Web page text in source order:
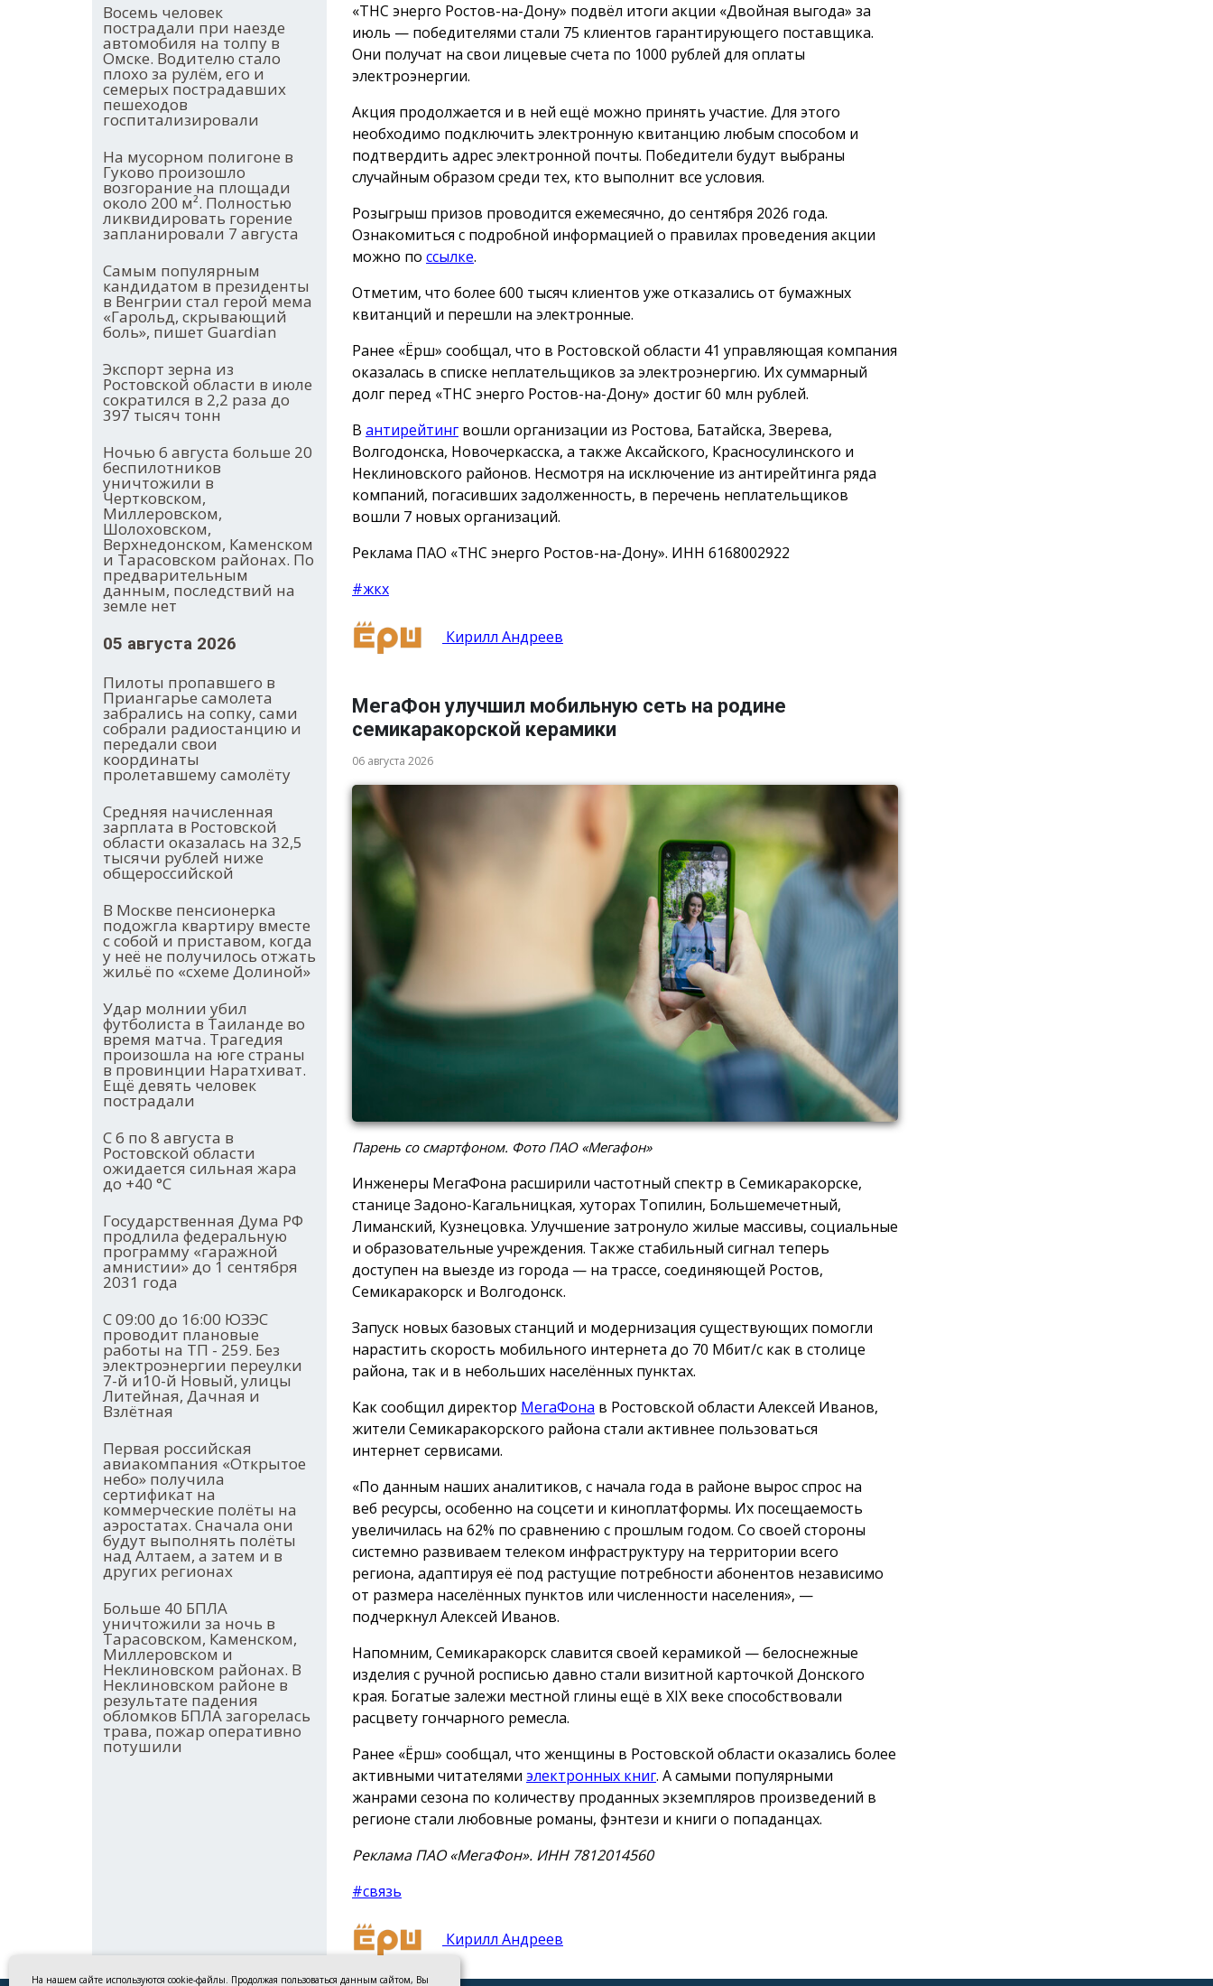
Восемь человек
пострадали при наезде
автомобиля на толпу в
Омске. Водителю стало
плохо за рулём, его и
семерых пострадавших
пешеходов
госпитализировали
На мусорном полигоне в
Гуково произошло
возгорание на площади
около 200 м². Полностью
ликвидировать горение
запланировали 7 августа
Самым популярным
кандидатом в президенты
в Венгрии стал герой мема
«Гарольд, скрывающий
боль», пишет Guardian
Экспорт зерна из
Ростовской области в июле
сократился в 2,2 раза до
397 тысяч тонн
Ночью 6 августа больше 20
беспилотников
уничтожили в
Чертковском,
Миллеровском,
Шолоховском,
Верхнедонском, Каменском
и Тарасовском районах. По
предварительным
данным, последствий на
земле нет
05 августа 2026
Пилоты пропавшего в
Приангарье самолета
забрались на сопку, сами
собрали радиостанцию и
передали свои
координаты
пролетавшему самолёту
Средняя начисленная
зарплата в Ростовской
области оказалась на 32,5
тысячи рублей ниже
общероссийской
В Москве пенсионерка
подожгла квартиру вместе
с собой и приставом, когда
у неё не получилось отжать
жильё по «схеме Долиной»
Удар молнии убил
футболиста в Таиланде во
время матча. Трагедия
произошла на юге страны
в провинции Наратхиват.
Ещё девять человек
пострадали
С 6 по 8 августа в
Ростовской области
ожидается сильная жара
до +40 °С
Государственная Дума РФ
продлила федеральную
программу «гаражной
амнистии» до 1 сентября
2031 года
С 09:00 до 16:00 ЮЗЭС
проводит плановые
работы на ТП - 259. Без
электроэнергии переулки
7-й и10-й Новый, улицы
Литейная, Дачная и
Взлётная
Первая российская
авиакомпания «Открытое
небо» получила
сертификат на
коммерческие полёты на
аэростатах. Сначала они
будут выполнять полёты
над Алтаем, а затем и в
других регионах
Больше 40 БПЛА
уничтожили за ночь в
Тарасовском, Каменском,
Миллеровском и
Неклиновском районах. В
Неклиновском районе в
результате падения
обломков БПЛА загорелась
трава, пожар оперативно
потушили
«ТНС энерго Ростов-на-Дону» подвёл итоги акции «Двойная выгода» за
июль — победителями стали 75 клиентов гарантирующего поставщика.
Они получат на свои лицевые счета по 1000 рублей для оплаты
электроэнергии.
Акция продолжается и в ней ещё можно принять участие. Для этого
необходимо подключить электронную квитанцию любым способом и
подтвердить адрес электронной почты. Победители будут выбраны
случайным образом среди тех, кто выполнит все условия.
Розыгрыш призов проводится ежемесячно, до сентября 2026 года.
Ознакомиться с подробной информацией о правилах проведения акции
можно по ссылке.
Отметим, что более 600 тысяч клиентов уже отказались от бумажных
квитанций и перешли на электронные.
Ранее «Ёрш» сообщал, что в Ростовской области 41 управляющая компания
оказалась в списке неплательщиков за электроэнергию. Их суммарный
долг перед «ТНС энерго Ростов-на-Дону» достиг 60 млн рублей.
В антирейтинг вошли организации из Ростова, Батайска, Зверева,
Волгодонска, Новочеркасска, а также Аксайского, Красносулинского и
Неклиновского районов. Несмотря на исключение из антирейтинга ряда
компаний, погасивших задолженность, в перечень неплательщиков
вошли 7 новых организаций.
Реклама ПАО «ТНС энерго Ростов-на-Дону». ИНН 6168002922
#жкх
Кирилл Андреев
МегаФон улучшил мобильную сеть на родине
семикаракорской керамики
06 августа 2026
Парень со смартфоном. Фото ПАО «Мегафон»
Инженеры МегаФона расширили частотный спектр в Семикаракорске,
станице Задоно-Кагальницкая, хуторах Топилин, Большемечетный,
Лиманский, Кузнецовка. Улучшение затронуло жилые массивы, социальные
и образовательные учреждения. Также стабильный сигнал теперь
доступен на выезде из города — на трассе, соединяющей Ростов,
Семикаракорск и Волгодонск.
Запуск новых базовых станций и модернизация существующих помогли
нарастить скорость мобильного интернета до 70 Мбит/с как в столице
района, так и в небольших населённых пунктах.
Как сообщил директор МегаФона в Ростовской области Алексей Иванов,
жители Семикаракорского района стали активнее пользоваться
интернет сервисами.
«По данным наших аналитиков, с начала года в районе вырос спрос на
веб ресурсы, особенно на соцсети и киноплатформы. Их посещаемость
увеличилась на 62% по сравнению с прошлым годом. Со своей стороны
системно развиваем телеком инфраструктуру на территории всего
региона, адаптируя её под растущие потребности абонентов независимо
от размера населённых пунктов или численности населения», —
подчеркнул Алексей Иванов.
Напомним, Семикаракорск славится своей керамикой — белоснежные
изделия с ручной росписью давно стали визитной карточкой Донского
края. Богатые залежи местной глины ещё в XIX веке способствовали
расцвету гончарного ремесла.
Ранее «Ёрш» сообщал, что женщины в Ростовской области оказались более
активными читателями электронных книг. А самыми популярными
жанрами сезона по количеству проданных экземпляров произведений в
регионе стали любовные романы, фэнтези и книги о попаданцах.
Реклама ПАО «МегаФон». ИНН 7812014560
#связь
Кирилл Андреев
На нашем сайте используются cookie-файлы. Продолжая пользоваться данным сайтом, Вы